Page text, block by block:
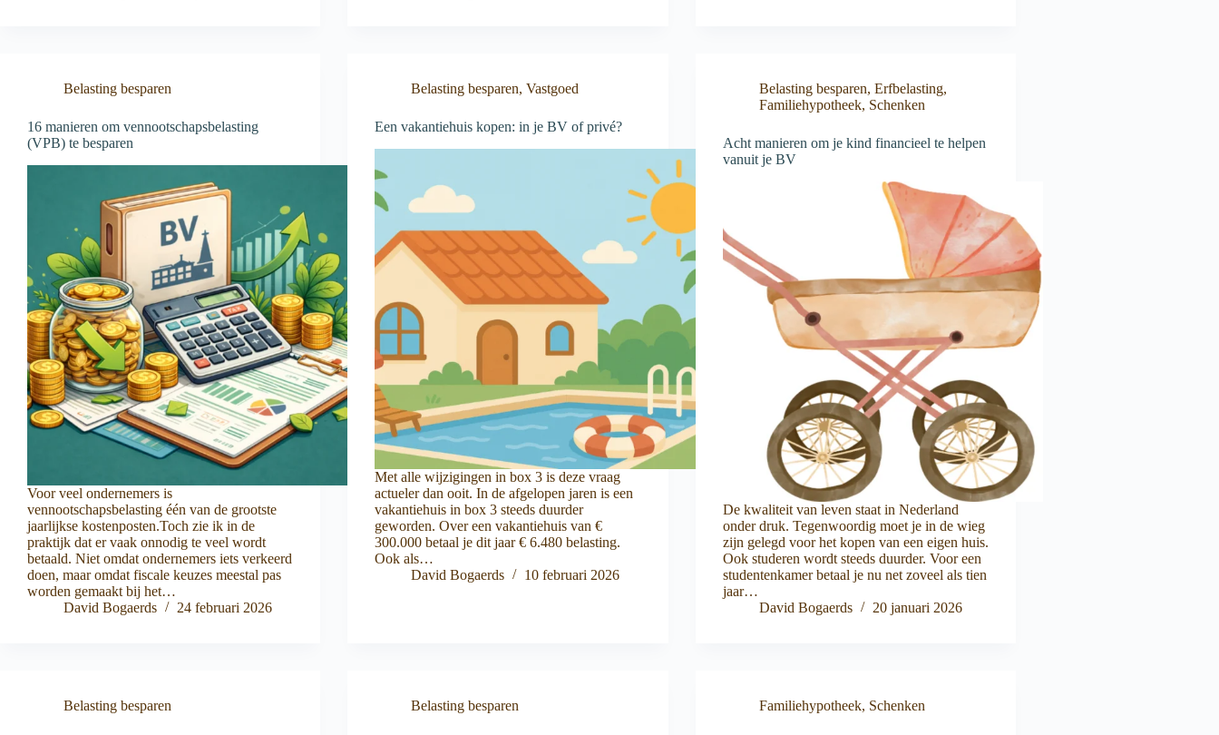
Belasting besparen
16 manieren om vennootschapsbelasting
(VPB) te besparen
Voor veel ondernemers is
vennootschapsbelasting één van de grootste
jaarlijkse kostenposten.Toch zie ik in de
praktijk dat er vaak onnodig te veel wordt
betaald. Niet omdat ondernemers iets verkeerd
doen, maar omdat fiscale keuzes meestal pas
worden gemaakt bij het…
David Bogaerds
24 februari 2026
Belasting besparen,Vastgoed
Een vakantiehuis kopen: in je BV of privé?
Met alle wijzigingen in box 3 is deze vraag
actueler dan ooit. In de afgelopen jaren is een
vakantiehuis in box 3 steeds duurder
geworden. Over een vakantiehuis van €
300.000 betaal je dit jaar € 6.480 belasting.
Ook als…
David Bogaerds
10 februari 2026
Belasting besparen, Erfbelasting,
Familiehypotheek, Schenken
Acht manieren om je kind financieel te helpen
vanuit je BV
De kwaliteit van leven staat in Nederland
onder druk. Tegenwoordig moet je in de wieg
zijn gelegd voor het kopen van een eigen huis.
Ook studeren wordt steeds duurder. Voor een
studentenkamer betaal je nu net zoveel als tien
jaar…
David Bogaerds
20 januari 2026
Belasting besparen Belasting besparen Familiehypotheek, Schenken